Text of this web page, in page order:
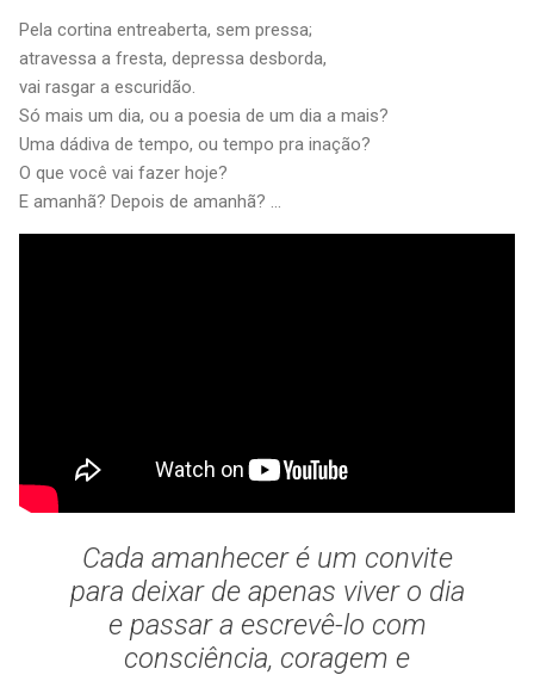
Pela cortina entreaberta, sem pressa;
atravessa a fresta, depressa desborda,
vai rasgar a escuridão.
Só mais um dia, ou a poesia de um dia a mais?
Uma dádiva de tempo, ou tempo pra inação?
O que você vai fazer hoje?
E amanhã? Depois de amanhã? ...
Cada amanhecer é um convite
para deixar de apenas viver o dia
e passar a escrevê-lo com
consciência, coragem e